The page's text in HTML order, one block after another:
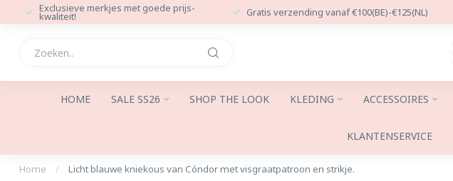
Exclusieve merkjes met goede prijs-
kwaliteit! Gratis verzending vanaf €100(BE)-€125(NL)
HOME SALE SS26 SHOP THE LOOK KLEDING ACCESSOIRES
KLANTENSERVICE
Home / Licht blauwe kniekous van Cóndor met visgraatpatroon en strikje.